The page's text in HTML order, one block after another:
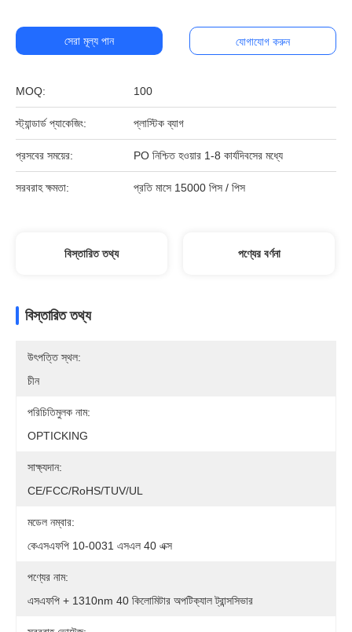
MOQ: 100
স্ট্যান্ডার্ড প্যাকেজিং: প্লাস্টিক ব্যাগ
প্রসবের সময়ের: PO নিশ্চিত হওয়ার 1-8 কার্যদিবসের মধ্যে
সরবরাহ ক্ষমতা: প্রতি মাসে 15000 পিস / পিস
সেরা মূল্য পান যোগাযোগ করুন
বিস্তারিত তথ্য পণ্যের বর্ণনা
বিস্তারিত তথ্য
উৎপত্তি স্থল:
চীন
পরিচিতিমুলক নাম:
OPTICKING
সাক্ষ্যদান:
CE/FCC/RoHS/TUV/UL
মডেল নম্বার:
কেএসএফপি 10-0031 এসএল 40 এক্স
পণ্যের নাম:
এসএফপি + 1310nm 40 কিলোমিটার অপটিক্যাল ট্রান্সসিভার